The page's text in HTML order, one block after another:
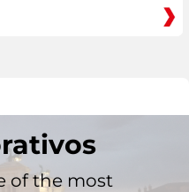
of the most